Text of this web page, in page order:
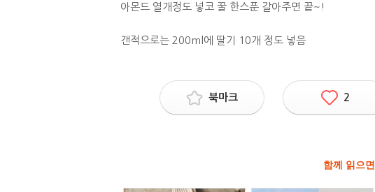
아몬드 열개정도 넣코 꿀 한스푼 갈아주면 끝~!
갠적으로는 200ml에 딸기 10개 정도 넣음
북마크 2
함께 읽으면